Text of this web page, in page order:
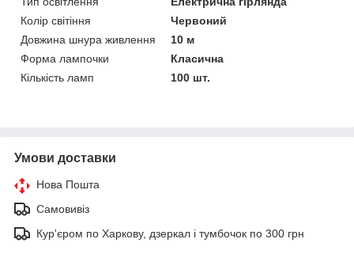
Колір світіння
Червоний
Довжина шнура живлення
10 м
Форма лампочки
Класична
Кількість ламп
100 шт.
Умови доставки
Нова Пошта
Самовивіз
Кур'єром по Харкову, дзеркал і тумбочок по 300 грн